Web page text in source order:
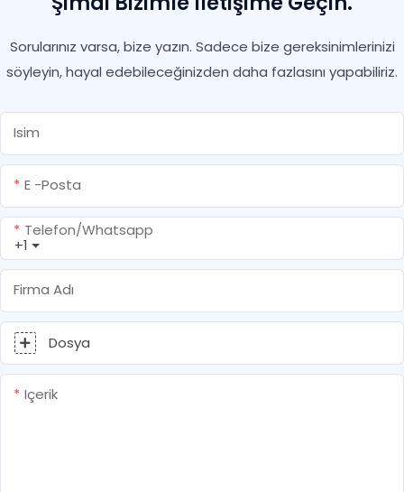
Sorularınız varsa, bize yazın. Sadece bize gereksinimlerinizi
söyleyin, hayal edebileceğinizden daha fazlasını yapabiliriz.
Isim
E -posta
+1
Telefon/whatsapp
Firma Adı
Dosya
Içerik